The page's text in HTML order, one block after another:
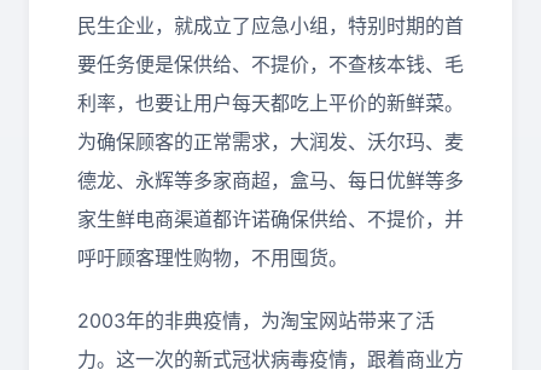
民生企业，就成立了应急小组，特别时期的首
要任务便是保供给、不提价，不查核本钱、毛
利率，也要让用户每天都吃上平价的新鲜菜。
为确保顾客的正常需求，大润发、沃尔玛、麦
德龙、永辉等多家商超，盒马、每日优鲜等多
家生鲜电商渠道都许诺确保供给、不提价，并
呼吁顾客理性购物，不用囤货。
2003年的非典疫情，为淘宝网站带来了活
力。这一次的新式冠状病毒疫情，跟着商业方